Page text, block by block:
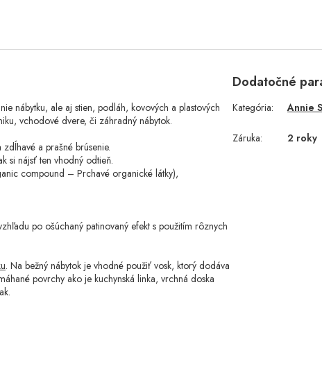
nábytku, ale aj stien, podláh, kovových a plastových
vchodové dvere, či záhradný nábytok.
a prašné brúsenie.
si nájsť ten vhodný odtieň.
compound – Prchavé organické látky),
po ošúchaný patinovaný efekt s použitím rôznych
. Na bežný nábytok je vhodné použiť vosk, ktorý dodáva
povrchy ako je kuchynská linka, vrchná doska
Dodatočné
Kategória: Annie
Záruka: 2 roky